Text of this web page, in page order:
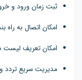
ثبت زمان ورود و
امکان اتصال به راه
امکان تعریف لیست
مدیریت سریع تردد